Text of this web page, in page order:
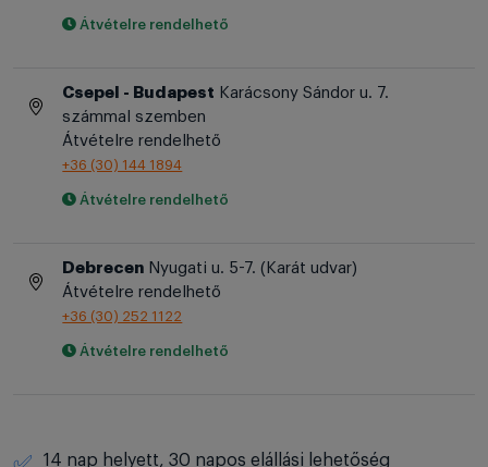
Átvételre rendelhető
Csepel - Budapest Karácsony Sándor u. 7.
számmal szemben
Átvételre rendelhető
+36 (30) 144 1894
Átvételre rendelhető
Debrecen Nyugati u. 5-7. (Karát udvar)
Átvételre rendelhető
+36 (30) 252 1122
Átvételre rendelhető
14 nap helyett, 30 napos elállási lehetőség